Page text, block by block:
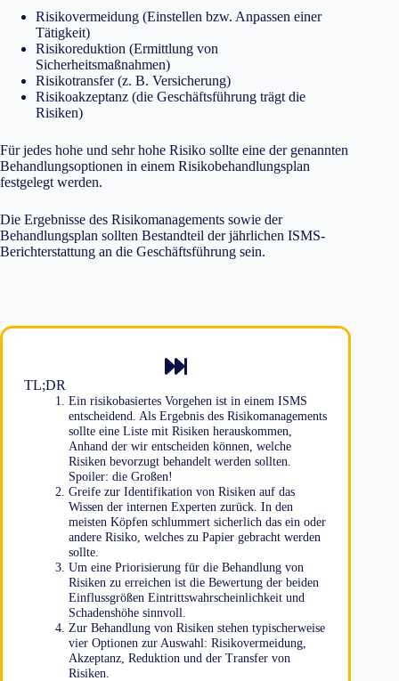
Risikovermeidung (Einstellen bzw. Anpassen einer
Tätigkeit)
Risikoreduktion (Ermittlung von
Sicherheitsmaßnahmen)
Risikotransfer (z. B. Versicherung)
Risikoakzeptanz (die Geschäftsführung trägt die
Risiken)
Für jedes hohe und sehr hohe Risiko sollte eine der genannten
Behandlungsoptionen in einem Risikobehandlungsplan
festgelegt werden.
Die Ergebnisse des Risikomanagements sowie der
Behandlungsplan sollten Bestandteil der jährlichen ISMS-
Berichterstattung an die Geschäftsführung sein.
TL;DR
Ein risikobasiertes Vorgehen ist in einem ISMS
entscheidend. Als Ergebnis des Risikomanagements
sollte eine Liste mit Risiken herauskommen,
Anhand der wir entscheiden können, welche
Risiken bevorzugt behandelt werden sollten.
Spoiler: die Großen!
Greife zur Identifikation von Risiken auf das
Wissen der internen Experten zurück. In den
meisten Köpfen schlummert sicherlich das ein oder
andere Risiko, welches zu Papier gebracht werden
sollte.
Um eine Priorisierung für die Behandlung von
Risiken zu erreichen ist die Bewertung der beiden
Einflussgrößen Eintrittswahrscheinlichkeit und
Schadenshöhe sinnvoll.
Zur Behandlung von Risiken stehen typischerweise
vier Optionen zur Auswahl: Risikovermeidung,
Akzeptanz, Reduktion und der Transfer von
Risiken.